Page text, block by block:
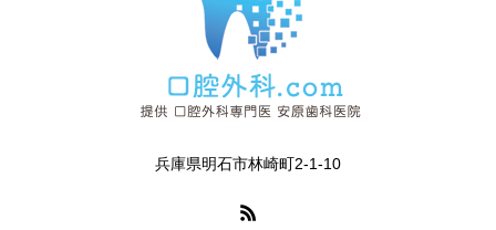
兵庫県明石市林崎町2-1-10